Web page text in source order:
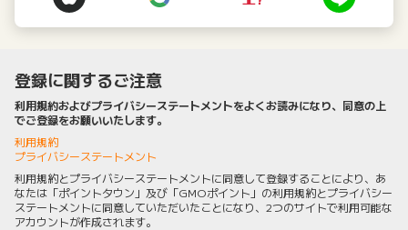
登録に関するご注意
利用規約およびプライバシーステートメントをよくお読みになり、同意の上
でご登録をお願いいたします。
利用規約
プライバシーステートメント
利用規約とプライバシーステートメントに同意して登録することにより、あ
なたは「ポイントタウン」及び「GMOポイント」の利用規約とプライバシー
ステートメントに同意していただいたことになり、2つのサイトで利用可能な
アカウントが作成されます。